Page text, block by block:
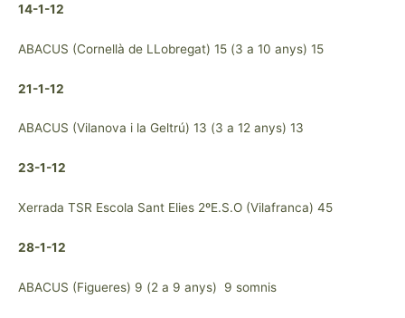
14-1-12
ABACUS (Cornellà de LLobregat) 15 (3 a 10 anys) 15
21-1-12
ABACUS (Vilanova i la Geltrú) 13 (3 a 12 anys) 13
23-1-12
Xerrada TSR Escola Sant Elies 2ºE.S.O (Vilafranca) 45
28-1-12
ABACUS (Figueres) 9 (2 a 9 anys) 9 somnis